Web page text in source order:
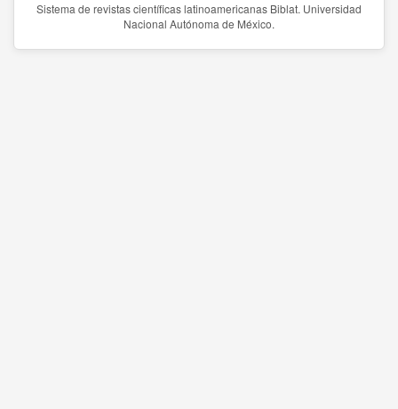
Sistema de revistas científicas latinoamericanas Biblat. Universidad
Nacional Autónoma de México.